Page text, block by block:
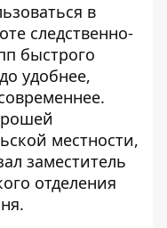
в
следственно-
быстрого
удобнее,
местности,
заместитель
отделения